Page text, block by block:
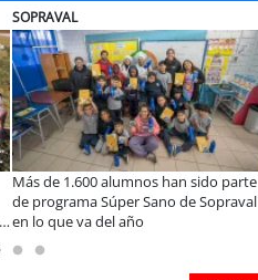
SOPRAVAL
Más de 1.600 alumnos han sido parte
de programa Súper Sano de Sopraval
en lo que va del año